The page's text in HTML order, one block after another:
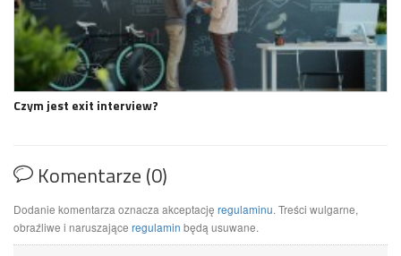
Czym jest exit interview?
Komentarze (0)
Dodanie komentarza oznacza akceptację regulaminu. Treści wulgarne,
obraźliwe i naruszające regulamin będą usuwane.